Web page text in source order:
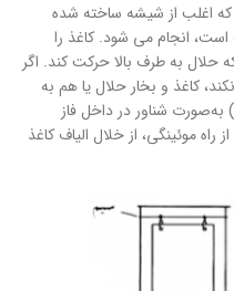
اغلب از شیشه ساخته شده
است، انجام می ­شود. کاغذ را
حلال به طرف بالا حرکت کند. اگر
کاغذ و بخار حلال یا هم به
به‌صورت شناور در داخل فاز
موئینگی، از خلال الیاف کاغذ